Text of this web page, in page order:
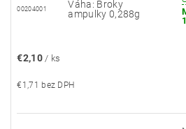
00204001
Váha: Broky
ampulky 0,288g
€2,10 / ks
€1,71 bez DPH